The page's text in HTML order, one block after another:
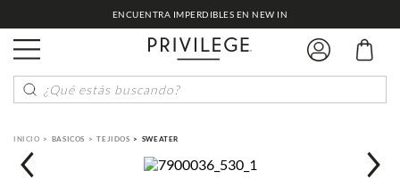
ENCUENTRA IMPERDIBLES EN NEW IN
¿Qué estás buscando?
BASICOS TEJIDOS SWEATER